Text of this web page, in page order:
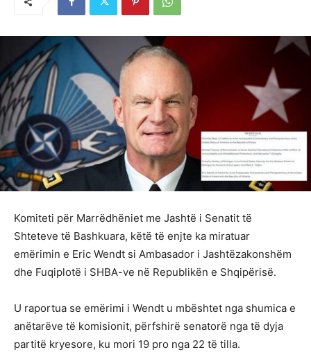
Komiteti për Marrëdhëniet me Jashtë i Senatit të
Shteteve të Bashkuara, këtë të enjte ka miratuar
emërimin e Eric Wendt si Ambasador i Jashtëzakonshëm
dhe Fuqiplotë i SHBA-ve në Republikën e Shqipërisë.
U raportua se emërimi i Wendt u mbështet nga shumica e
anëtarëve të komisionit, përfshirë senatorë nga të dyja
partitë kryesore, ku mori 19 pro nga 22 të tilla.